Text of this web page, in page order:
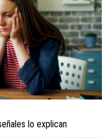
lo explican